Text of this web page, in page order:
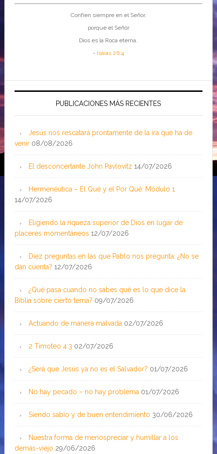
Confíen siempre en el Señor,
porque el Señor
Dios es la Roca eterna.
- Isaías 26:4
PUBLICACIONES MÁS RECIENTES
Jesús nos rescatará prontamente de la ira que ha de
venir 08/08/2026
El desconcertante John Pavlovitz 14/07/2026
Hermenéutica – El Qué y el Por Qué: Módulo 1
14/07/2026
Eligiendo la riqueza superior de Dios en lugar de
placeres momentáneos 12/07/2026
Diez preguntas en las que Pablo nos pregunta: ¿No se
dan cuenta? 12/07/2026
¿Qué pasa cuando no sabes qué es lo que dice la
Biblia sobre cierto tema? 09/07/2026
Actuando de manera malvada 02/07/2026
2 Timoteo 4:3 02/07/2026
¿Será que Jesús ya no es el Salvador? 01/07/2026
No hay pecado – no hay problema 01/07/2026
Siendo sabio y de buen entendimiento 30/06/2026
Nuestra forma de menospreciar y humillar a los
demás-viejo 29/06/2026